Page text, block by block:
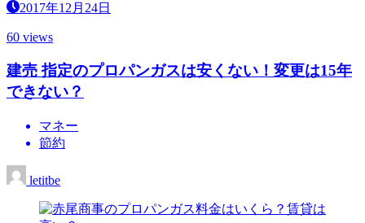
2017年12月24日
60 views
建売 指定のプロパンガスは安くない！変更は15年
できない？
マネー
節約
letitbe